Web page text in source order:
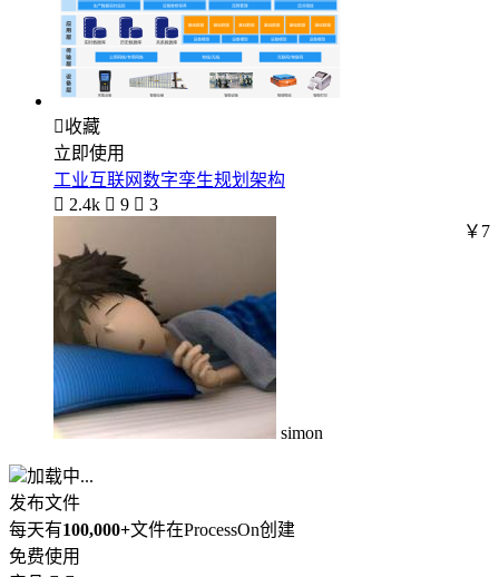
收藏
立即使用
工业互联网数字孪生规划架构
 2.4k  9  3
simon
￥7
加载中...
发布文件
每天有100,000+文件在ProcessOn创建
免费使用